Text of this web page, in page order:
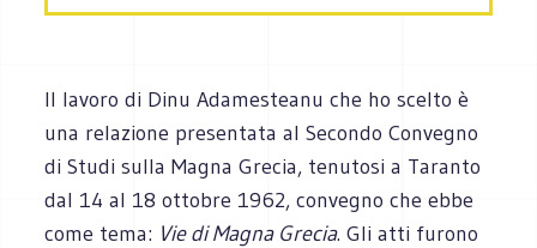
Il lavoro di Dinu Adamesteanu che ho scelto è
una relazione presentata al Secondo Convegno
di Studi sulla Magna Grecia, tenutosi a Taranto
dal 14 al 18 ottobre 1962, convegno che ebbe
come tema: Vie di Magna Grecia. Gli atti furono